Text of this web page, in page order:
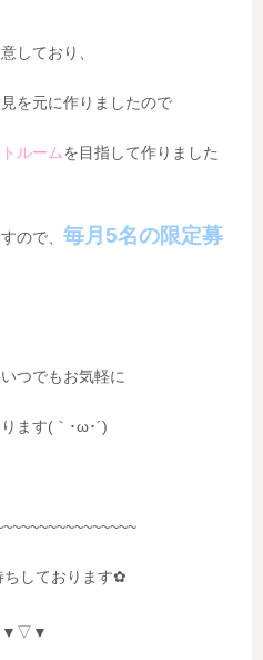
しており、
を元に作りましたので
ルームを目指して作りました
ので、 毎月5名の限定募
つでもお気軽に
ます(｀･ω･´)ゞ
ちしております✿
▼▽▼